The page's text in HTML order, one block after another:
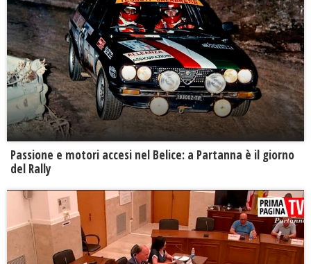
Passione e motori accesi nel Belice: a Partanna è il giorno
del Rally